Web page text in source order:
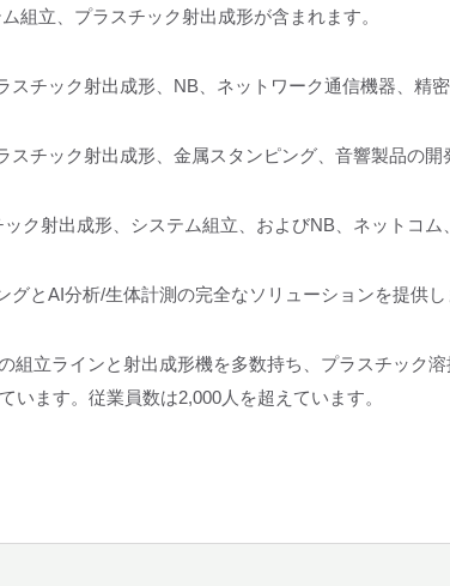
組立、プラスチック射出成形が含まれます。
チック射出成形、NB、ネットワーク通信機器、精
チック射出成形、金属スタンピング、音響製品の
ク射出成形、システム組立、およびNB、ネットコム
とAI分析/生体計測の完全なソリューションを提供し
組立ラインと射出成形機を多数持ち、プラスチック
ます。従業員数は2,000人を超えています。